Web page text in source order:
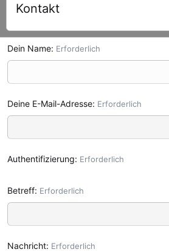
Kontakt
Dein Name Erforderlich
Deine E-Mail-Adresse Erforderlich
Authentifizierung Erforderlich
Betreff Erforderlich
Nachricht Erforderlich